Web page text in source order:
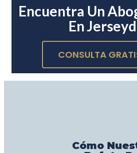
Encuentra Un
En
CONSULTA
Cómo